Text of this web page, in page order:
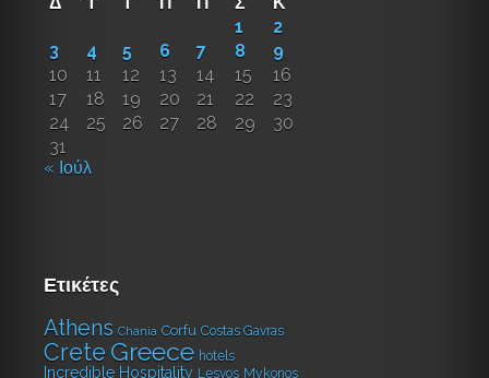
1
2
3
4 5 6 7 8
9
10
11 12 13 14 15
16
17
18 19 20 21 22
23
24
25 26 27 28 29
30
31
« Ιούλ
Ετικέτες
Athens Chania Corfu Costas Gavras
Crete Greece hotels
Incredible Hospitality Lesvos Mykonos